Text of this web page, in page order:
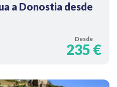
a Donostia desde
Desde
235 €